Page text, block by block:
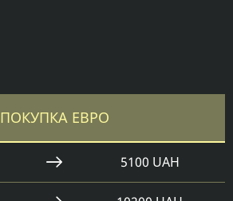
ПОКУПКА ЕВРО
5100 UAH